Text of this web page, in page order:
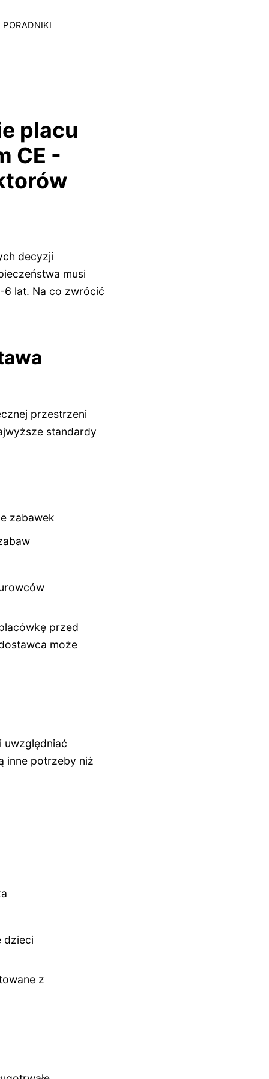
PORADNIKI
placu
CE -
decyzji
musi
6 lat. Na co zwrócić
przestrzeni
standardy
zabawek
przed
może
uwzględniać
inne potrzeby niż
dzieci
z